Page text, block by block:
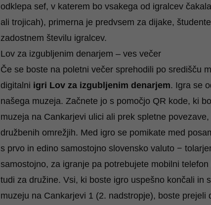
odklepa sef, v katerem bo vsakega od igralcev
ali trojicah), primerna je predvsem za dijake,
zadostnem številu igralcev.
Lov za izgubljenim denarjem – ves večer
Če se boste na poletni večer sprehodili po središču
digitalni igri Lov za izgubljenim denarjem. Igra se
našega muzeja. Začnete jo s pomočjo QR kode, ki
muzeja na Cankarjevi ulici ali prek spletne
družbenih omrežjih. Med igro se pomikate med
s prvo in edino samostojno slovensko valuto −
samostojno, za igranje pa potrebujete mobilni
tudi za družine. Vsi, ki boste igro uspešno končali in
muzeju na Cankarjevi 1 (2. nadstropje), boste prejeli